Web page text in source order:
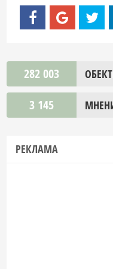
282 003
3 145
РЕКЛАМА